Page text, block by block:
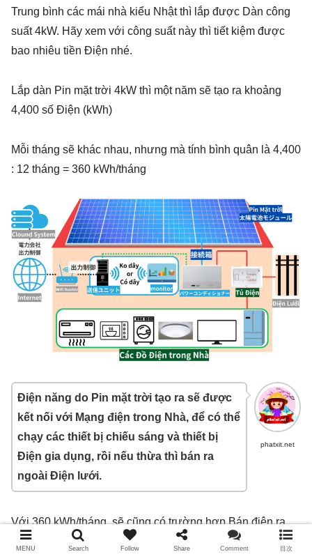
Trung bình các mái nhà kiểu Nhật thì lắp được Dàn công
suất 4kW. Hãy xem với công suất này thì tiết kiệm được
bao nhiêu tiền Điện nhé.
Lắp dàn Pin mặt trời 4kW thì một năm sẽ tạo ra khoảng
4,400 số Điện (kWh)
Mỗi tháng sẽ khác nhau, nhưng mà tính bình quân là 4,400
: 12 tháng = 360 kWh/tháng
phatxit.net
Điện năng do Pin mặt trời tạo ra sẽ được
kết nối với Mạng điện trong Nhà, để có thể
chạy các thiết bị chiếu sáng và thiết bị
Điện gia dụng, rồi nếu thừa thì bán ra
ngoài Điện lưới.
Với 360 kWh/tháng, sẽ cũng có trường hợp Bán điện ra.
MENU Search Follow Share Comment 目次